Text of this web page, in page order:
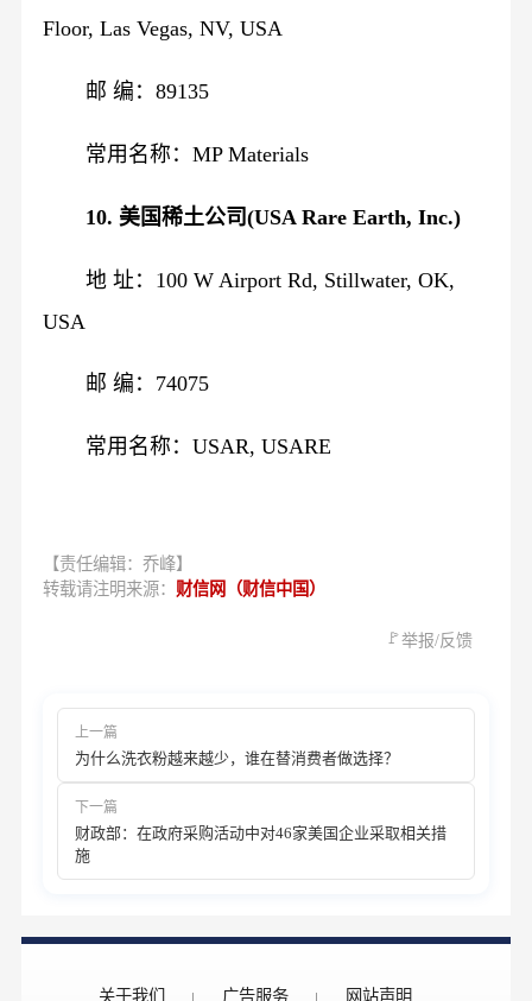
Floor, Las Vegas, NV, USA
邮 编：89135
常用名称：MP Materials
10. 美国稀土公司(USA Rare Earth, Inc.)
地 址：100 W Airport Rd, Stillwater, OK,
USA
邮 编：74075
常用名称：USAR, USARE
【责任编辑：乔峰】
转载请注明来源： 财信网（财信中国）
🚩举报/反馈
上一篇
为什么洗衣粉越来越少，谁在替消费者做选择？
下一篇
财政部：在政府采购活动中对46家美国企业采取相关措
施
关于我们 广告服务 网站声明